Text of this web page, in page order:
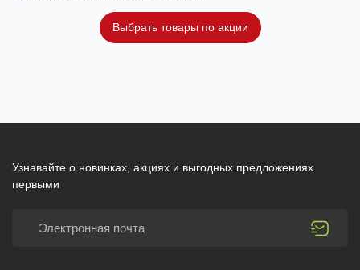
Выбрать товары по акции
Узнавайте о новинках, акциях и выгодных предложениях
первыми